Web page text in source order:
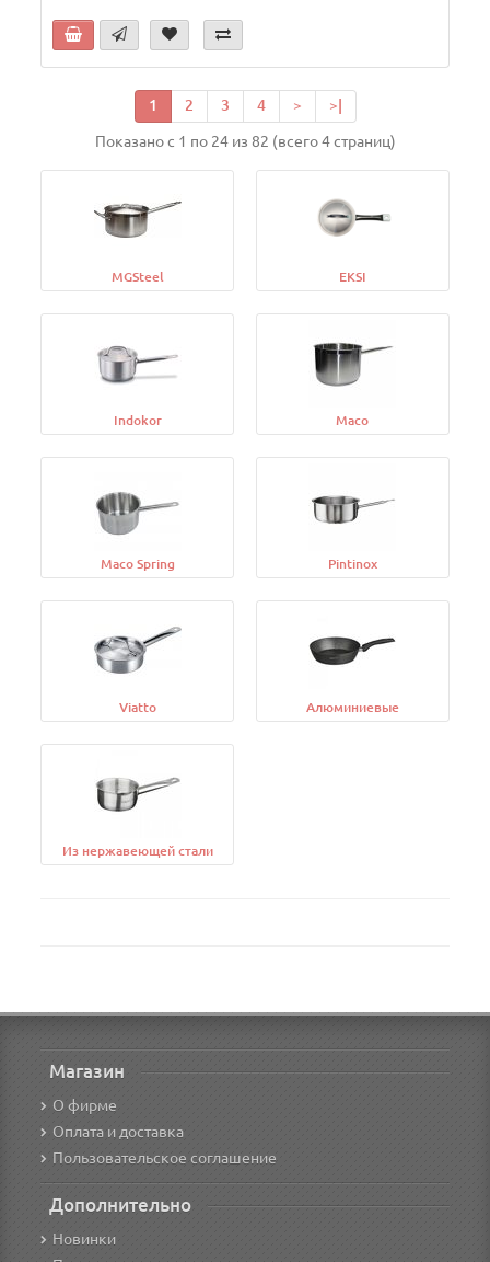
1 2 3 4 > >|
Показано с 1 по 24 из 82 (всего 4 страниц)
MGSteel EKSI
Indokor Maco
Maco Spring Pintinox
Viatto Алюминиевые
Из нержавеющей стали
Магазин
О фирме
Оплата и доставка
Пользовательское соглашение
Дополнительно
Новинки